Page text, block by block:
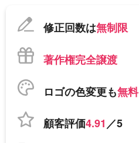
修正回数は無制限
著作権完全譲渡
ロゴの色変更も無料
顧客評価4.91／5